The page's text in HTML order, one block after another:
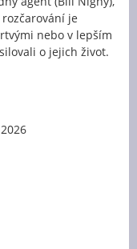
je
nebo v lepším
o jejich život.